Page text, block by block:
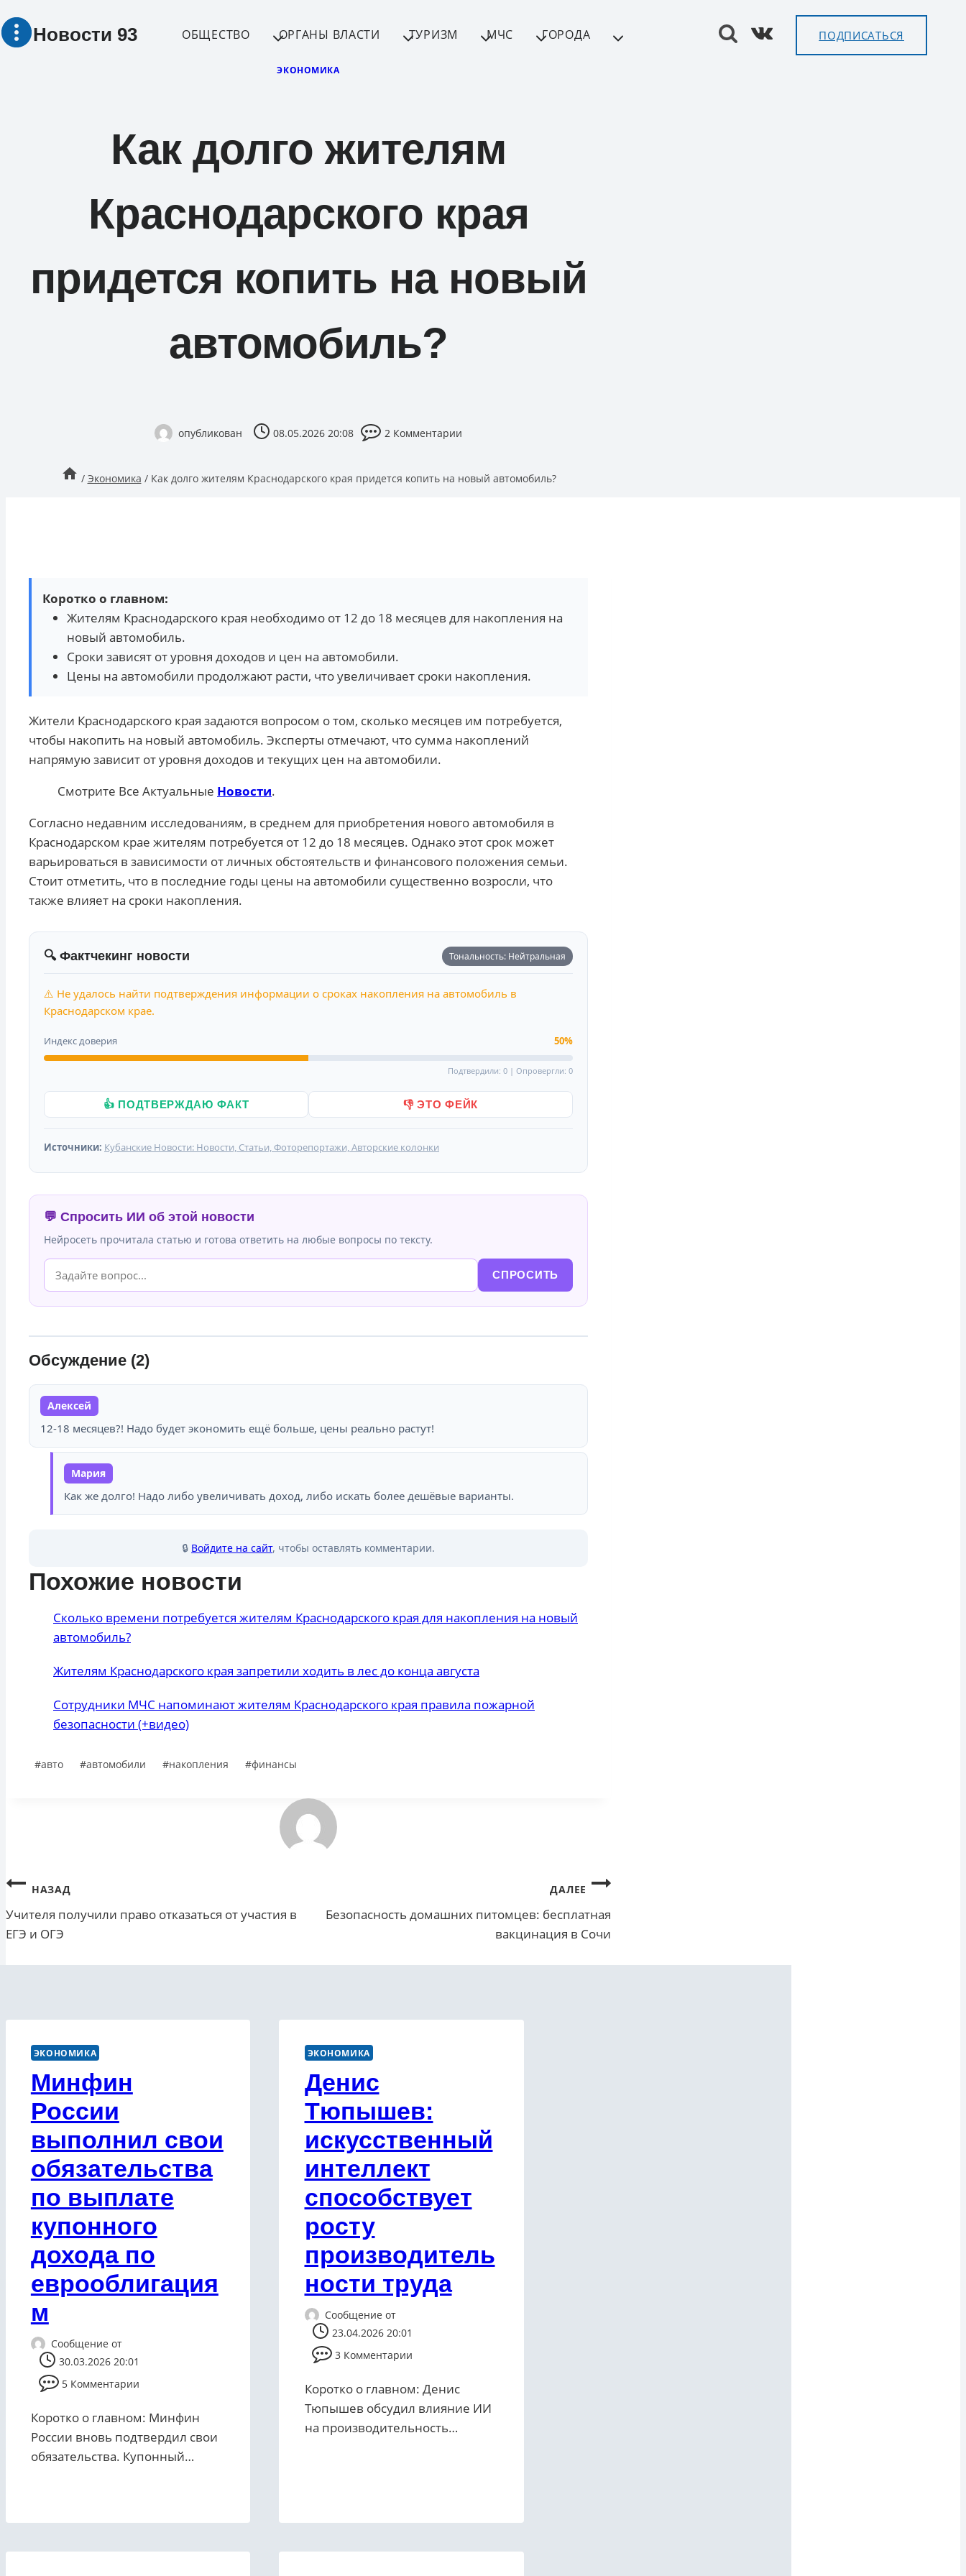
Перейти
Новости 93 ОБЩЕСТВО ОРГАНЫ ВЛАСТИ ТУРИЗМ МЧС ГОРОДА ПОДПИСАТЬСЯ
ЭКОНОМИКА
Как долго жителям
Краснодарского края
придется копить на новый
автомобиль?
опубликован 08.05.2026 20:08 2 Комментарии
/ Экономика / Как долго жителям Краснодарского края придется копить на новый автомобиль?
Коротко о главном:
Жителям Краснодарского края необходимо от 12 до 18 месяцев для накопления на
новый автомобиль.
Сроки зависят от уровня доходов и цен на автомобили.
Цены на автомобили продолжают расти, что увеличивает сроки накопления.
Жители Краснодарского края задаются вопросом о том, сколько месяцев им потребуется,
чтобы накопить на новый автомобиль. Эксперты отмечают, что сумма накоплений
напрямую зависит от уровня доходов и текущих цен на автомобили.
Смотрите Все Актуальные Новости.
Согласно недавним исследованиям, в среднем для приобретения нового автомобиля в
Краснодарском крае жителям потребуется от 12 до 18 месяцев. Однако этот срок может
варьироваться в зависимости от личных обстоятельств и финансового положения семьи.
Стоит отметить, что в последние годы цены на автомобили существенно возросли, что
также влияет на сроки накопления.
🔍 Фактчекинг новости Тональность: Нейтральная
⚠️ Не удалось найти подтверждения информации о сроках накопления на автомобиль в
Краснодарском крае.
Индекс доверия 50%
Подтвердили: 0 | Опровергли: 0
👍 ПОДТВЕРЖДАЮ ФАКТ 👎 ЭТО ФЕЙК
Источники: Кубанские Новости: Новости, Статьи, Фоторепортажи, Авторские колонки
💬 Спросить ИИ об этой новости
Нейросеть прочитала статью и готова ответить на любые вопросы по тексту.
СПРОСИТЬ
Обсуждение (2)
Алексей
12-18 месяцев?! Надо будет экономить ещё больше, цены реально растут!
Мария
Как же долго! Надо либо увеличивать доход, либо искать более дешёвые варианты.
🔒 Войдите на сайт, чтобы оставлять комментарии.
Похожие новости
Сколько времени потребуется жителям Краснодарского края для накопления на новый
автомобиль?
Жителям Краснодарского края запретили ходить в лес до конца августа
Сотрудники МЧС напоминают жителям Краснодарского края правила пожарной
безопасности (+видео)
#авто #автомобили #накопления #финансы
Навигация
по
НАЗАД
Учителя получили право отказаться от участия в
ЕГЭ и ОГЭ
ДАЛЕЕ
Безопасность домашних питомцев: бесплатная
вакцинация в Сочи
ЭКОНОМИКА
Минфин
России
выполнил свои
обязательства
по выплате
купонного
дохода по
еврооблигация
м
Сообщение от
30.03.2026 20:01
5 Комментарии
Коротко о главном: Минфин
России вновь подтвердил свои
обязательства. Купонный…
ЭКОНОМИКА
Денис
Тюпышев:
искусственный
интеллект
способствует
росту
производитель
ности труда
Сообщение от
23.04.2026 20:01
3 Комментарии
Коротко о главном: Денис
Тюпышев обсудил влияние ИИ
на производительность…